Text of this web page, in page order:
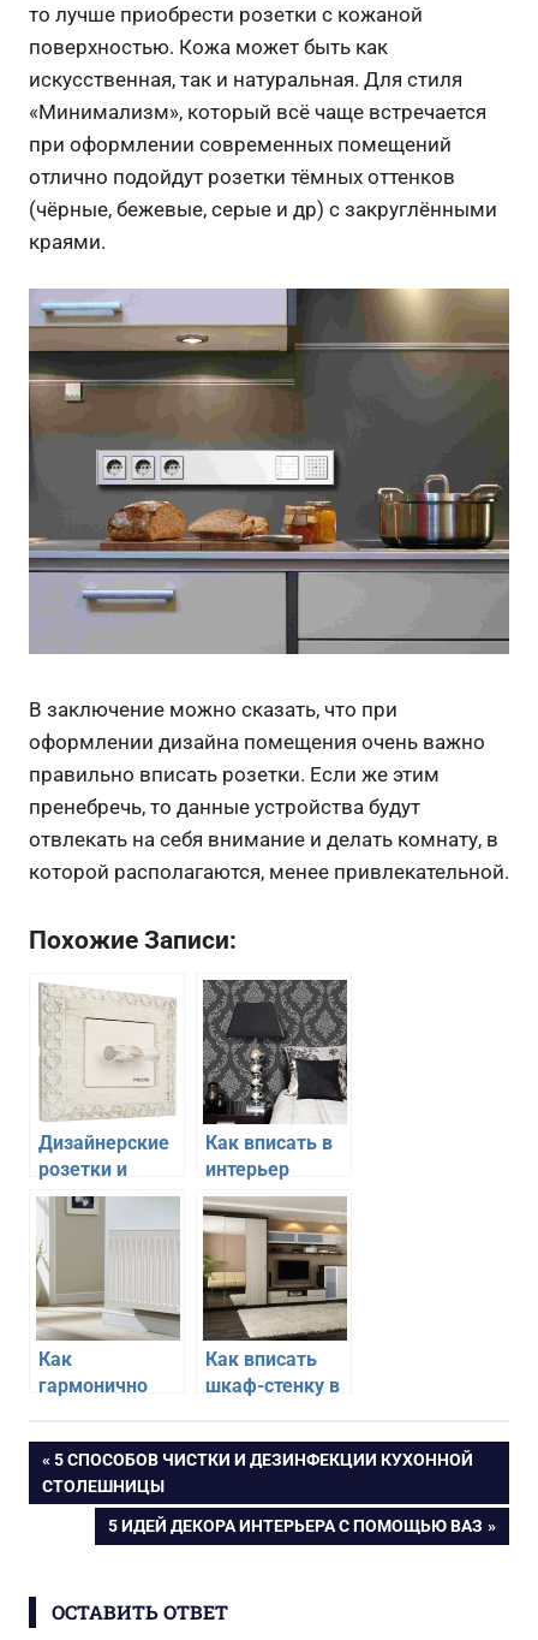
то лучше приобрести розетки с кожаной
поверхностью. Кожа может быть как
искусственная, так и натуральная. Для стиля
«Минимализм», который всё чаще встречается
при оформлении современных помещений
отлично подойдут розетки тёмных оттенков
(чёрные, бежевые, серые и др) с закруглёнными
краями.
В заключение можно сказать, что при
оформлении дизайна помещения очень важно
правильно вписать розетки. Если же этим
пренебречь, то данные устройства будут
отвлекать на себя внимание и делать комнату, в
которой располагаются, менее привлекательной.
Похожие Записи:
Дизайнерские
розетки и
выключатели в
интерьере
квартиры
Как вписать в
интерьер
дамасский
узор
Как
гармонично
интерьер
радиаторы
отопления
Как вписать
шкаф-стенку в
современной
гостиной
Навигация
ПРЕДЫДУЩАЯ
ЗАПИСЬ:
5 СПОСОБОВ ЧИСТКИ И ДЕЗИНФЕКЦИИ КУХОННОЙ
СТОЛЕШНИЦЫ
СЛЕДУЮЩАЯ
ЗАПИСЬ:
5 ИДЕЙ ДЕКОРА ИНТЕРЬЕРА С ПОМОЩЬЮ ВАЗ
ОСТАВИТЬ ОТВЕТ